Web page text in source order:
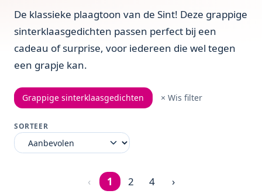
De klassieke plaagtoon van de Sint! Deze grappige
sinterklaasgedichten passen perfect bij een
cadeau of surprise, voor iedereen die wel tegen
een grapje kan.
Grappige sinterklaasgedichten × Wis filter
SORTEER
Pagina 1 van 4
‹ 1 2 4 ›